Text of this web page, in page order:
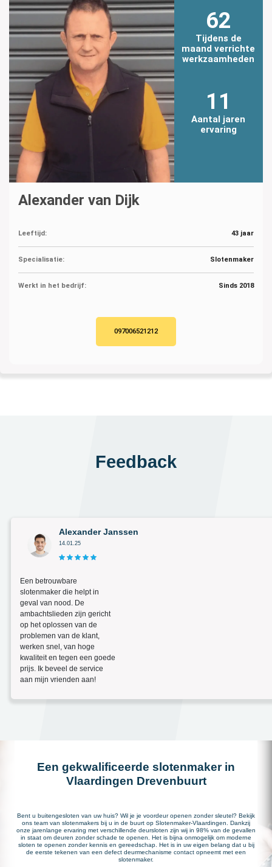
62
Tijdens de
maand verrichte
werkzaamheden
11
Aantal jaren
ervaring
Alexander van Dijk
Leeftijd: 43 jaar
Specialisatie: Slotenmaker
Werkt in het bedrijf: Sinds 2018
097006521212
Feedback
Alexander Janssen
14.01.25
Een betrouwbare
slotenmaker die helpt in
geval van nood. De
ambachtslieden zijn gericht
op het oplossen van de
problemen van de klant,
werken snel, van hoge
kwaliteit en tegen een goede
prijs. Ik beveel de service
aan mijn vrienden aan!
Een gekwalificeerde slotenmaker in
Vlaardingen Drevenbuurt
Bent u buitengesloten van uw huis? Wil je je voordeur openen zonder sleutel? Bekijk
ons team van slotenmakers bij u in de buurt op Slotenmaker-Vlaardingen. Dankzij
onze jarenlange ervaring met verschillende deursloten zijn wij in 98% van de gevallen
in staat om deuren zonder schade te openen. Het is bijna onmogelijk om moderne
sloten te openen zonder kennis en gereedschap. Het is in uw eigen belang dat u bij
de eerste tekenen van een defect deurmechanisme contact opneemt met een
slotenmaker.